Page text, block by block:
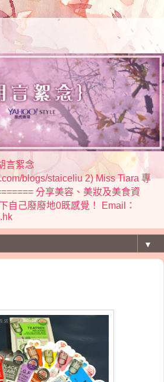
言絮念
blogs/staiceliu 2) Miss Tiara 專
分享美容、美妝及美食資
自己廢廢地0既感覺！ Email：
▼